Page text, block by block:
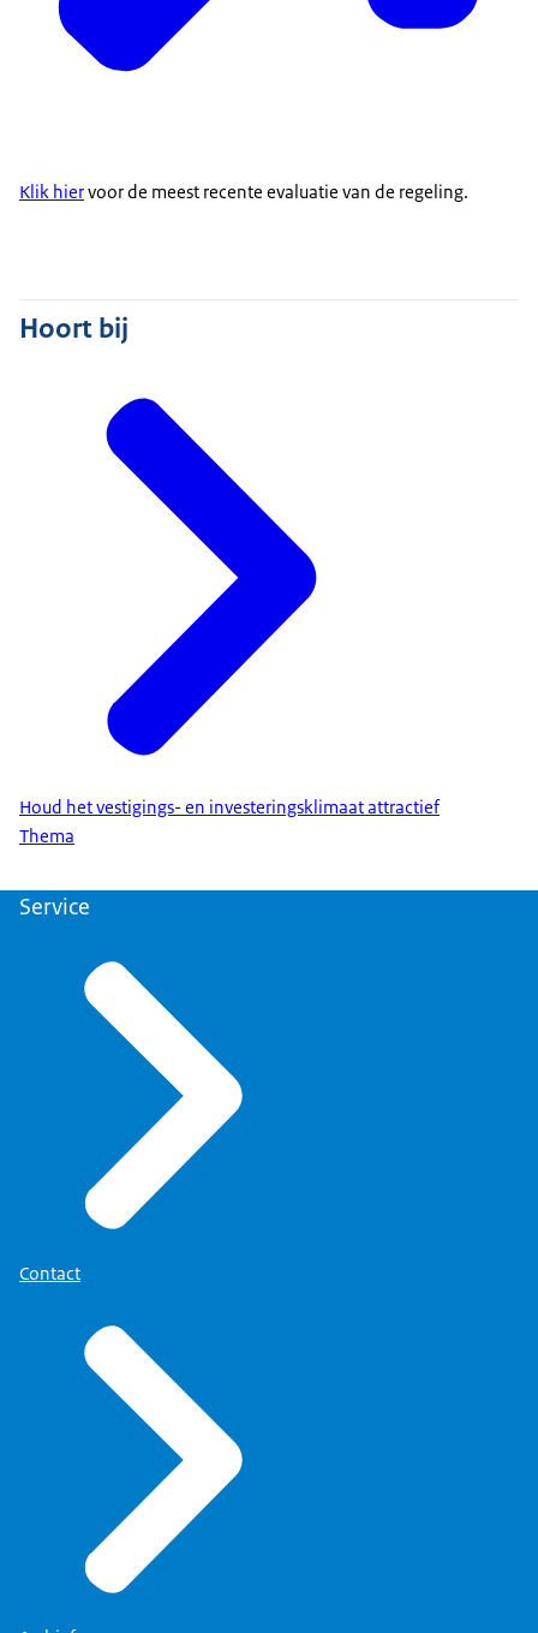
Klik hiervoor de meest recente evaluatie van de regeling.
Hoort bij
Houd het vestigings- en investeringsklimaat attractief
Thema
Service
Contact